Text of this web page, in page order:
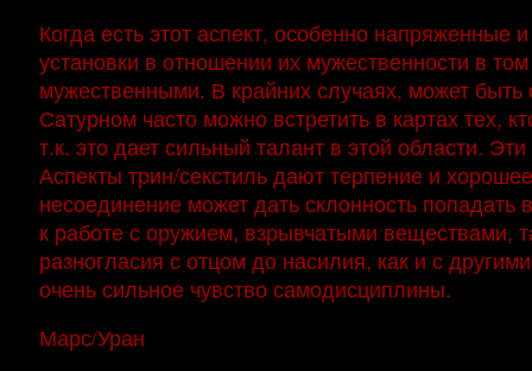
Когда есть этот аспект, особенно напряженные
установки в отношении их мужественности в
мужественными. В крайних случаях, может
Сатурном часто можно встретить в картах тех,
т.к. это дает сильный талант в этой области.
Аспекты трин/секстиль дают терпение и
несоединение может дать склонность
к работе с оружием, взрывчатыми веществами,
разногласия с отцом до насилия, как и с
очень сильное чувство самодисциплины.
Марс/Уран